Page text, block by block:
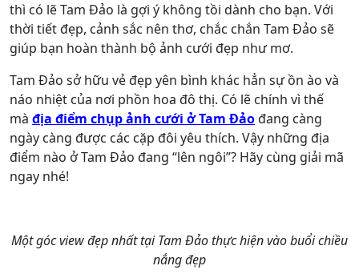
thì có lẽ Tam Đảo là gợi ý không tồi dành cho bạn. Với
thời tiết đẹp, cảnh sắc nên thơ, chắc chắn Tam Đảo sẽ
giúp bạn hoàn thành bộ ảnh cưới đẹp như mơ.
Tam Đảo sở hữu vẻ đẹp yên bình khác hẳn sự ồn ào và
náo nhiệt của nơi phồn hoa đô thị. Có lẽ chính vì thế
mà địa điểm chụp ảnh cưới ở Tam Đảođang càng
ngày càng được các cặp đôi yêu thích. Vậy những địa
điểm nào ở Tam Đảo đang “lên ngôi”? Hãy cùng giải mã
ngay nhé!
Một góc view đẹp nhất tại Tam Đảo thực hiện vào buổi chiều
nắng đẹp